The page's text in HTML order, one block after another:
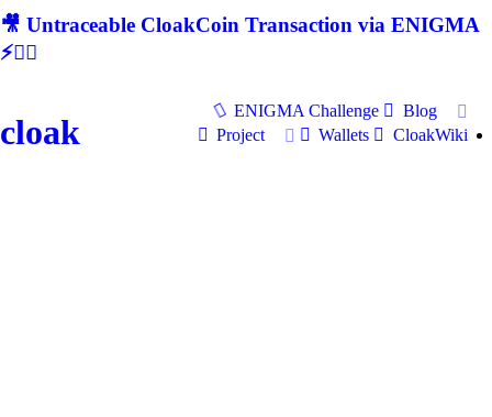
🎥 Untraceable CloakCoin Transaction via ENIGMA
⚡🕵‍♂
cloak
ENIGMA Challenge
Blog
Project
Wallets CloakWiki